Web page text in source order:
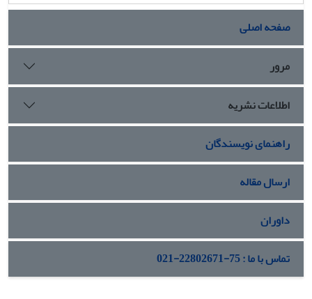
سعی بر این است تا زوایای گوناگون سیاست خارجی چین در منطقه
آسیای مرکزی تشریح و تبیین شود.
صفحه اصلی
مرور
اطلاعات نشریه
راهنمای نویسندگان
ارسال مقاله
داوران
تماس با ما : 75-22802671-021